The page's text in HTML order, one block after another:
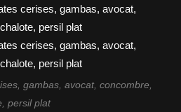
gambas, avocat, concombre,
persil plat